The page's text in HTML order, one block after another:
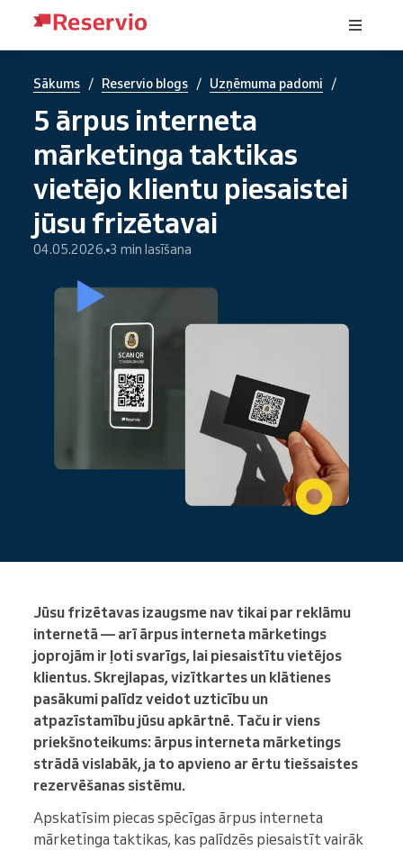
Sākums / Reservio blogs / Uzņēmuma padomi /
5 ārpus interneta
mārketinga taktikas
vietējo klientu piesaistei
jūsu frizētavai
04.05.2026. 3 min lasīšana
Jūsu frizētavas izaugsme nav tikai par reklāmu
internetā — arī ārpus interneta mārketings
joprojām ir ļoti svarīgs, lai piesaistītu vietējos
klientus. Skrejlapas, vizītkartes un klātienes
pasākumi palīdz veidot uzticību un
atpazīstamību jūsu apkārtnē. Taču ir viens
priekšnoteikums: ārpus interneta mārketings
strādā vislabāk, ja to apvieno ar ērtu tiešsaistes
rezervēšanas sistēmu.
Apskatīsim piecas spēcīgas ārpus interneta
mārketinga taktikas, kas palīdzēs piesaistīt vairāk